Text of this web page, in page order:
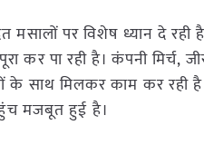
मसालों पर विशेष ध्यान दे रही
कर पा रही है। कंपनी
के साथ मिलकर काम कर रही
मजबूत हुई है।